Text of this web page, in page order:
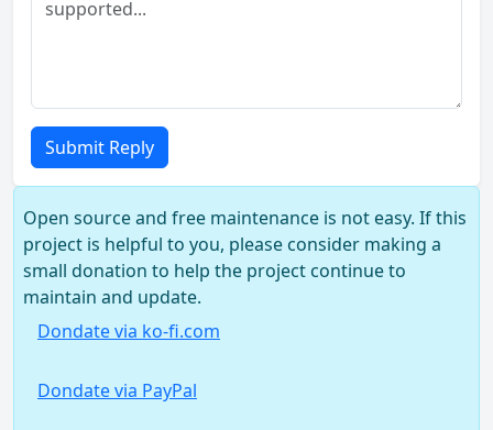
Submit Reply
Open source and free maintenance is not easy. If this
project is helpful to you, please consider making a
small donation to help the project continue to
maintain and update.
Dondate via ko-fi.com
Dondate via PayPal